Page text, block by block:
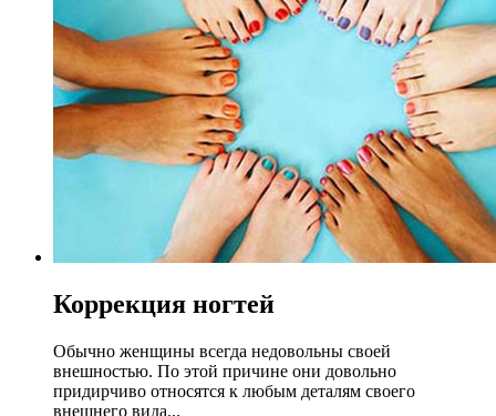
Коррекция ногтей
Обычно женщины всегда недовольны своей
внешностью. По этой причине они довольно
придирчиво относятся к любым деталям своего
внешнего вида...